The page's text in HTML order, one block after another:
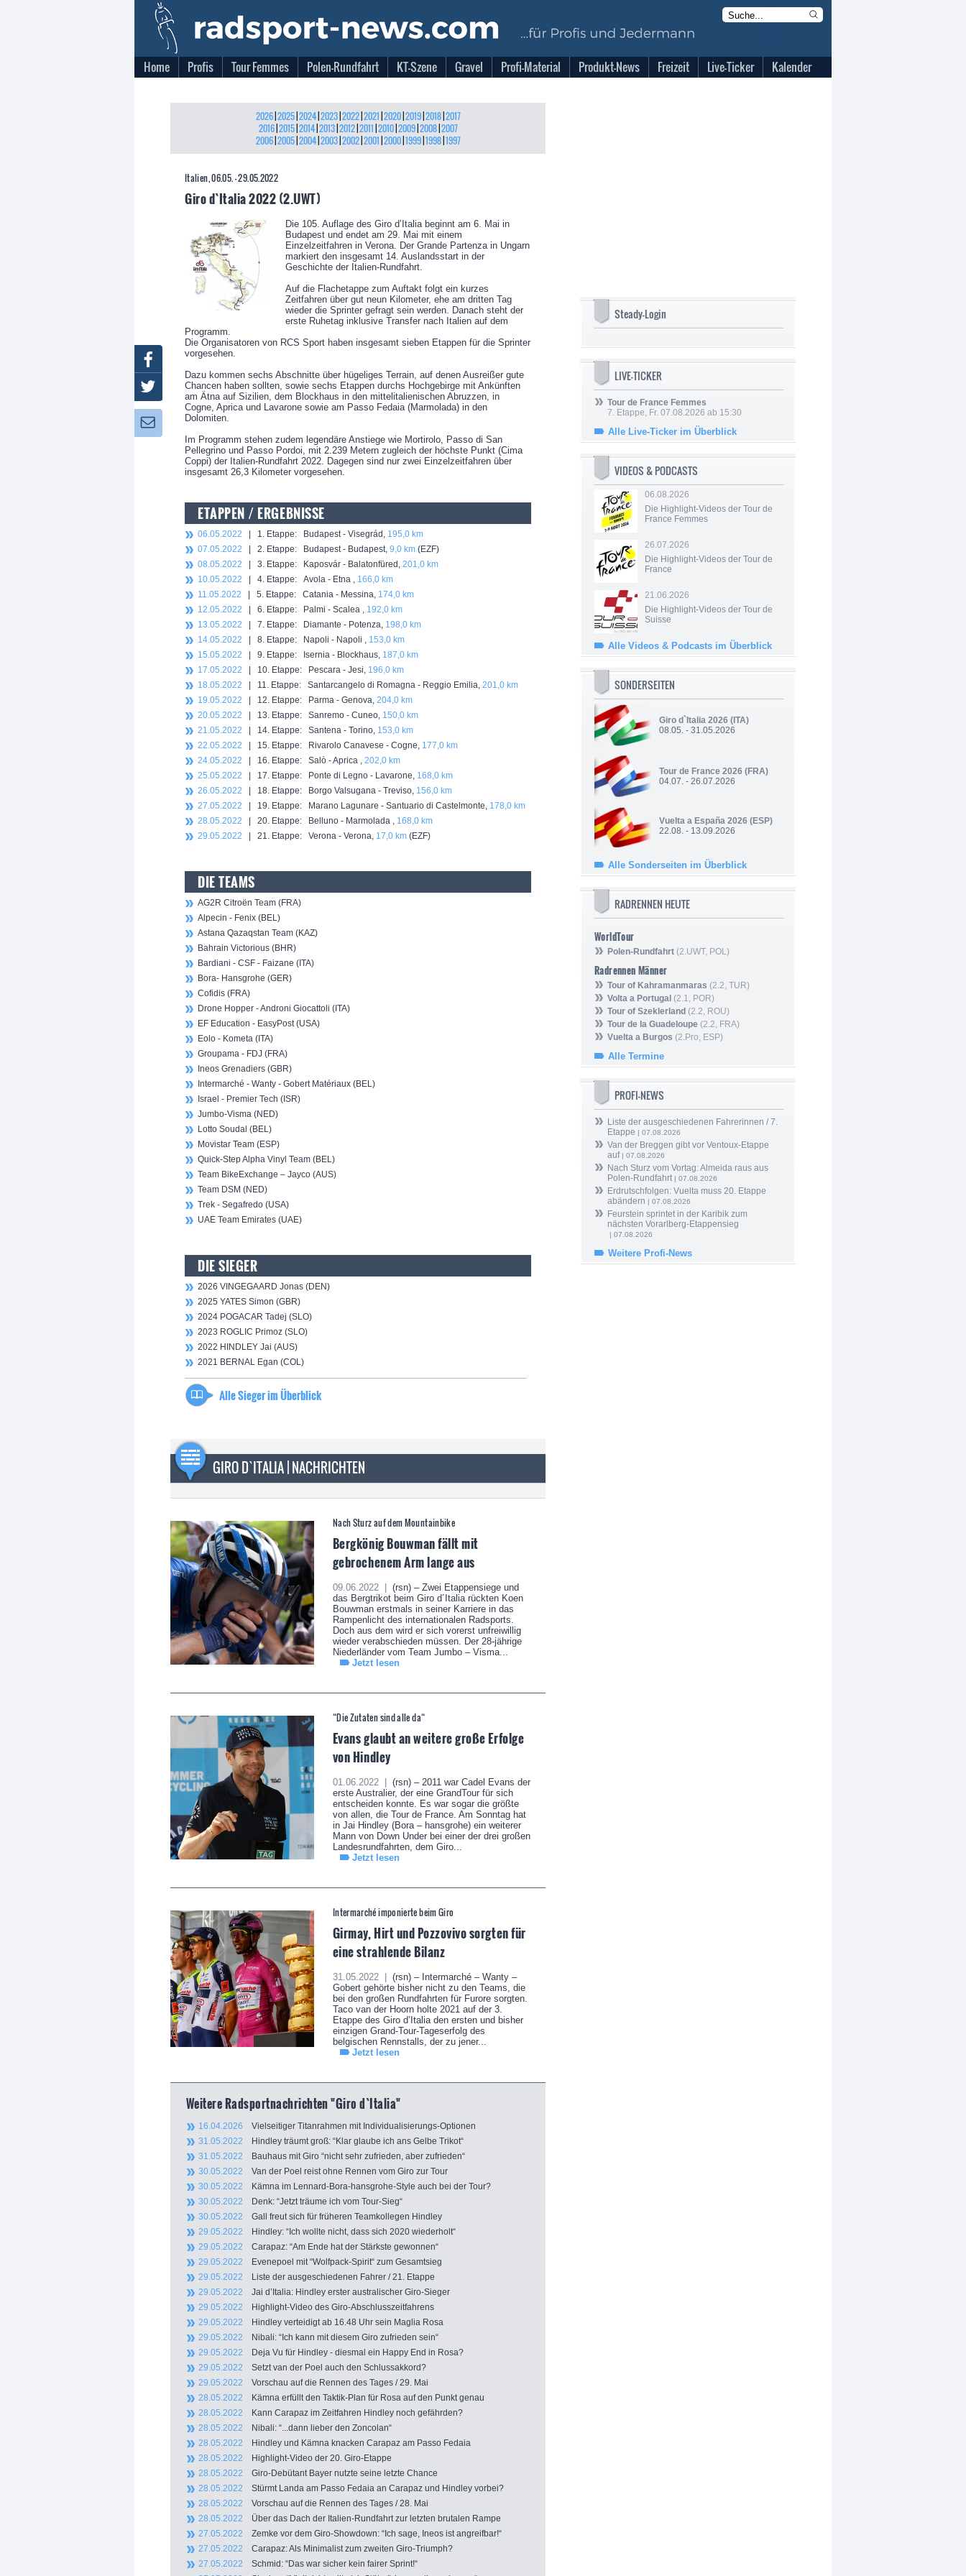
Home Profis Tour Femmes Polen-Rundfahrt KT-Szene Gravel Profi-Material Produkt-News Freizeit Live-Ticker Kalender
2026| 2025| 2024| 2023| 2022| 2021 2020| 2019| 2018| 2017
2016| 2015| 2014| 2013| 2012| 2011 2010| 2009| 2008| 2007
2006| 2005| 2004| 2003| 2002| 2001 2000| 1999| 1998| 1997
Italien, 06.05. - 29.05.2022
Giro d`Italia 2022 (2.UWT)
Die 105. Auflage des Giro d’Italia beginnt am 6. Mai in
Budapest und endet am 29. Mai mit einem
Einzelzeitfahren in Verona. Der Grande Partenza in Ungarn
markiert den insgesamt 14. Auslandsstart in der
Geschichte der Italien-Rundfahrt.
Auf die Flachetappe zum Auftakt folgt ein kurzes
Zeitfahren über gut neun Kilometer, ehe am dritten Tag
wieder die Sprinter gefragt sein werden. Danach steht der
erste Ruhetag inklusive Transfer nach Italien auf dem
Programm.
Die Organisatoren von RCS Sport haben insgesamt sieben Etappen für die Sprinter
vorgesehen.
Dazu kommen sechs Abschnitte über hügeliges Terrain, auf denen Ausreißer gute
Chancen haben sollten, sowie sechs Etappen durchs Hochgebirge mit Ankünften
am Ätna auf Sizilien, dem Blockhaus in den mittelitalienischen Abruzzen, in
Cogne, Aprica und Lavarone sowie am Passo Fedaia (Marmolada) in den
Dolomiten.
Im Programm stehen zudem legendäre Anstiege wie Mortirolo, Passo di San
Pellegrino und Passo Pordoi, mit 2.239 Metern zugleich der höchste Punkt (Cima
Coppi) der Italien-Rundfahrt 2022. Dagegen sind nur zwei Einzelzeitfahren über
insgesamt 26,3 Kilometer vorgesehen.
ETAPPEN / ERGEBNISSE
06.05.2022 | 1. Etappe: Budapest - Visegrád, 195,0 km
07.05.2022 | 2. Etappe: Budapest - Budapest, 9,0 km (EZF)
08.05.2022 | 3. Etappe: Kaposvár - Balatonfüred, 201,0 km
10.05.2022 | 4. Etappe: Avola - Etna , 166,0 km
11.05.2022 | 5. Etappe: Catania - Messina, 174,0 km
12.05.2022 | 6. Etappe: Palmi - Scalea , 192,0 km
13.05.2022 | 7. Etappe: Diamante - Potenza, 198,0 km
14.05.2022 | 8. Etappe: Napoli - Napoli , 153,0 km
15.05.2022 | 9. Etappe: Isernia - Blockhaus, 187,0 km
17.05.2022 | 10. Etappe: Pescara - Jesi, 196,0 km
18.05.2022 | 11. Etappe: Santarcangelo di Romagna - Reggio Emilia, 201,0 km
19.05.2022 | 12. Etappe: Parma - Genova, 204,0 km
20.05.2022 | 13. Etappe: Sanremo - Cuneo, 150,0 km
21.05.2022 | 14. Etappe: Santena - Torino, 153,0 km
22.05.2022 | 15. Etappe: Rivarolo Canavese - Cogne, 177,0 km
24.05.2022 | 16. Etappe: Salò - Aprica , 202,0 km
25.05.2022 | 17. Etappe: Ponte di Legno - Lavarone, 168,0 km
26.05.2022 | 18. Etappe: Borgo Valsugana - Treviso, 156,0 km
27.05.2022 | 19. Etappe: Marano Lagunare - Santuario di Castelmonte, 178,0 km
28.05.2022 | 20. Etappe: Belluno - Marmolada , 168,0 km
29.05.2022 | 21. Etappe: Verona - Verona, 17,0 km (EZF)
DIE TEAMS
AG2R Citroën Team (FRA)
Alpecin - Fenix (BEL)
Astana Qazaqstan Team (KAZ)
Bahrain Victorious (BHR)
Bardiani - CSF - Faizane (ITA)
Bora- Hansgrohe (GER)
Cofidis (FRA)
Drone Hopper - Androni Giocattoli (ITA)
EF Education - EasyPost (USA)
Eolo - Kometa (ITA)
Groupama - FDJ (FRA)
Ineos Grenadiers (GBR)
Intermarché - Wanty - Gobert Matériaux (BEL)
Israel - Premier Tech (ISR)
Jumbo-Visma (NED)
Lotto Soudal (BEL)
Movistar Team (ESP)
Quick-Step Alpha Vinyl Team (BEL)
Team BikeExchange – Jayco (AUS)
Team DSM (NED)
Trek - Segafredo (USA)
UAE Team Emirates (UAE)
DIE SIEGER
2026 VINGEGAARD Jonas (DEN)
2025 YATES Simon (GBR)
2024 POGACAR Tadej (SLO)
2023 ROGLIC Primoz (SLO)
2022 HINDLEY Jai (AUS)
2021 BERNAL Egan (COL)
Alle Sieger im Überblick
GIRO D`ITALIA | NACHRICHTEN
Nach Sturz auf dem Mountainbike
Bergkönig Bouwman fällt mit
gebrochenem Arm lange aus
09.06.2022 |
(rsn) – Zwei Etappensiege und
das Bergtrikot beim Giro d´Italia rückten Koen
Bouwman erstmals in seiner Karriere in das
Rampenlicht des internationalen Radsports.
Doch aus dem wird er sich vorerst unfreiwillig
wieder verabschieden müssen. Der 28-jährige
Niederländer vom Team Jumbo – Visma...
Jetzt lesen
“Die Zutaten sind alle da“
Evans glaubt an weitere große Erfolge
von Hindley
01.06.2022 |
(rsn) – 2011 war Cadel Evans der
erste Australier, der eine GrandTour für sich
entscheiden konnte. Es war sogar die größte
von allen, die Tour de France. Am Sonntag hat
in Jai Hindley (Bora – hansgrohe) ein weiterer
Mann von Down Under bei einer der drei großen
Landesrundfahrten, dem Giro...
Jetzt lesen
Intermarché imponierte beim Giro
Girmay, Hirt und Pozzovivo sorgten für
eine strahlende Bilanz
31.05.2022 |
(rsn) – Intermarché – Wanty –
Gobert gehörte bisher nicht zu den Teams, die
bei den großen Rundfahrten für Furore sorgten.
Taco van der Hoorn holte 2021 auf der 3.
Etappe des Giro d’Italia den ersten und bisher
einzigen Grand-Tour-Tageserfolg des
belgischen Rennstalls, der zu jener...
Jetzt lesen
Weitere Radsportnachrichten "Giro d`Italia"
16.04.2026 Vielseitiger Titanrahmen mit Individualisierungs-Optionen
31.05.2022 Hindley träumt groß: “Klar glaube ich ans Gelbe Trikot“
31.05.2022 Bauhaus mit Giro “nicht sehr zufrieden, aber zufrieden“
30.05.2022 Van der Poel reist ohne Rennen vom Giro zur Tour
30.05.2022 Kämna im Lennard-Bora-hansgrohe-Style auch bei der Tour?
30.05.2022 Denk: “Jetzt träume ich vom Tour-Sieg“
30.05.2022 Gall freut sich für früheren Teamkollegen Hindley
29.05.2022 Hindley: “Ich wollte nicht, dass sich 2020 wiederholt“
29.05.2022 Carapaz: “Am Ende hat der Stärkste gewonnen“
29.05.2022 Evenepoel mit “Wolfpack-Spirit“ zum Gesamtsieg
29.05.2022 Liste der ausgeschiedenen Fahrer / 21. Etappe
29.05.2022 Jai d’Italia: Hindley erster australischer Giro-Sieger
29.05.2022 Highlight-Video des Giro-Abschlusszeitfahrens
29.05.2022 Hindley verteidigt ab 16.48 Uhr sein Maglia Rosa
29.05.2022 Nibali: “Ich kann mit diesem Giro zufrieden sein“
29.05.2022 Deja Vu für Hindley - diesmal ein Happy End in Rosa?
29.05.2022 Setzt van der Poel auch den Schlussakkord?
29.05.2022 Vorschau auf die Rennen des Tages / 29. Mai
28.05.2022 Kämna erfüllt den Taktik-Plan für Rosa auf den Punkt genau
28.05.2022 Kann Carapaz im Zeitfahren Hindley noch gefährden?
28.05.2022 Nibali: “...dann lieber den Zoncolan“
28.05.2022 Hindley und Kämna knacken Carapaz am Passo Fedaia
28.05.2022 Highlight-Video der 20. Giro-Etappe
28.05.2022 Giro-Debütant Bayer nutzte seine letzte Chance
28.05.2022 Stürmt Landa am Passo Fedaia an Carapaz und Hindley vorbei?
28.05.2022 Vorschau auf die Rennen des Tages / 28. Mai
28.05.2022 Über das Dach der Italien-Rundfahrt zur letzten brutalen Rampe
27.05.2022 Zemke vor dem Giro-Showdown: “Ich sage, Ineos ist angreifbar!“
27.05.2022 Carapaz: Als Minimalist zum zweiten Giro-Triumph?
27.05.2022 Schmid: “Das war sicher kein fairer Sprint!“
Steady-Login
LIVE-TICKER
Tour de France Femmes
7. Etappe, Fr. 07.08.2026 ab 15:30
Alle Live-Ticker im Überblick
VIDEOS & PODCASTS
06.08.2026
Die Highlight-Videos der Tour de
France Femmes
26.07.2026
Die Highlight-Videos der Tour de
France
21.06.2026
Die Highlight-Videos der Tour de
Suisse
Alle Videos & Podcasts im Überblick
SONDERSEITEN
Giro d`Italia 2026 (ITA)
08.05. - 31.05.2026
Tour de France 2026 (FRA)
04.07. - 26.07.2026
Vuelta a España 2026 (ESP)
22.08. - 13.09.2026
Alle Sonderseiten im Überblick
RADRENNEN HEUTE
WorldTour
Polen-Rundfahrt (2.UWT, POL)
Radrennen Männer
Tour of Kahramanmaras (2.2, TUR)
Volta a Portugal (2.1, POR)
Tour of Szeklerland (2.2, ROU)
Tour de la Guadeloupe (2.2, FRA)
Vuelta a Burgos (2.Pro, ESP)
Alle Termine
PROFI-NEWS
Liste der ausgeschiedenen Fahrerinnen / 7.
Etappe | 07.08.2026
Van der Breggen gibt vor Ventoux-Etappe
auf| 07.08.2026
Nach Sturz vom Vortag: Almeida raus aus
Polen-Rundfahrt| 07.08.2026
Erdrutschfolgen: Vuelta muss 20. Etappe
abändern | 07.08.2026
Feurstein sprintet in der Karibik zum
nächsten Vorarlberg-Etappensieg
| 07.08.2026
Weitere Profi-News
Facebook
Twitter
Newsletter: